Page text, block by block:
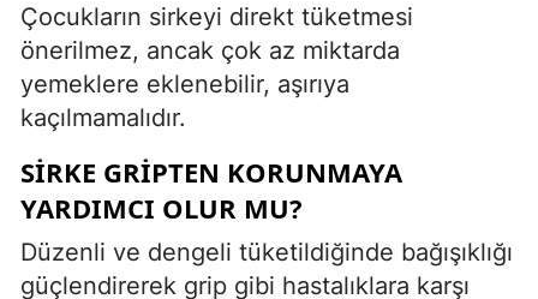
Çocukların sirkeyi direkt tüketmesi
önerilmez, ancak çok az miktarda
yemeklere eklenebilir, aşırıya
kaçılmamalıdır.
SIRKE GRIPTEN KORUNMAYA
YARDIMCI OLUR MU?
Düzenli ve dengeli tüketildiğinde bağışıklığı
güçlendirerek grip gibi hastalıklara karşı